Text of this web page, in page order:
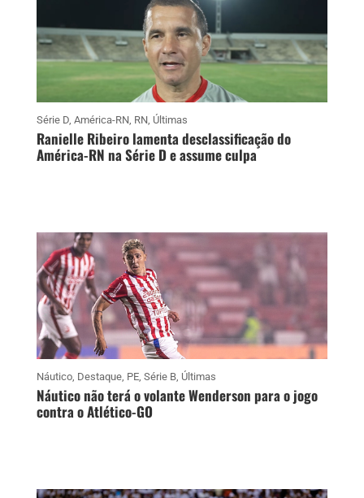
Série D, América-RN, RN, Últimas
Ranielle Ribeiro lamenta desclassificação do
América-RN na Série D e assume culpa
Náutico, Destaque, PE, Série B, Últimas
Náutico não terá o volante Wenderson para o jogo
contra o Atlético-GO